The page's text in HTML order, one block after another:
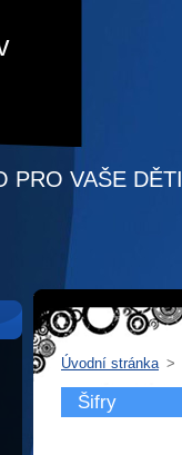
PRO VAŠE DĚTI
Úvodní stránka >
Šifry